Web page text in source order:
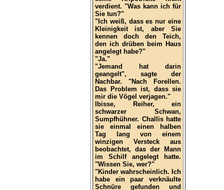
verdient. "Was kann ich für
Sie tun?"
"Ich weiß, dass es nur eine
Kleinigkeit ist, aber Sie
kennen doch den Teich,
den ich drüben beim Haus
angelegt habe?"
"Ja."
"Jemand hat darin
geangelt", sagte der
Nachbar. "Nach Forellen.
Das Problem ist, dass sie
mir die Vögel verjagen."
Ibisse, Reiher, ein
schwarzer Schwan,
Sumpfhühner. Challis hatte
sie einmal einen halben
Tag lang von einem
winzigen Versteck aus
beobachtet, das der Mann
im Schilf angelegt hatte.
"Wissen Sie, wer?"
"Kinder wahrscheinlich. Ich
habe ein paar verknäulte
Schnüre gefunden und